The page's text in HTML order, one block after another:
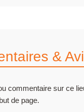
&
commentaire sur ce
de page.